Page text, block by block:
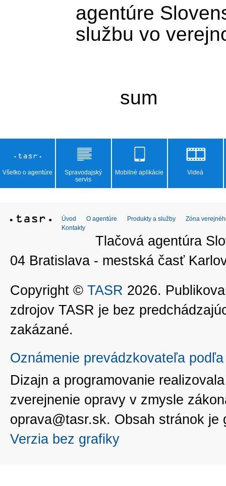
agentúre
službu vo
Všetko o agentúre
Spravodajský
servis
Mobilné aplikácie Videá
Úvod O agentúre Produkty a služby
Zóna
Kontakty
Tlačová agentúra
04 Bratislava - mestská časť
Copyright © TASR 2026.
zdrojov TASR je bez
zakázané.
Oznámenie prevádzkovateľa
Dizajn a programovanie
zverejnenie opravy v zmysle
oprava@tasr.sk. Obsah stránok
Verzia bez grafiky